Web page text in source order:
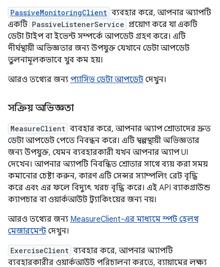
PassiveMonitoringClient ব্যবহার করে, আপনার অ্যাপটি
একটি PassiveListenerService প্রয়োগ করে যা একটি
ডেটা টাইপ বা ইভেন্ট সম্পর্কে আপডেট গ্রহণ করে। এটি
দীর্ঘস্থায়ী অভিজ্ঞতার জন্য উপযুক্ত যেখানে ডেটা আপডেট
তুলনামূলকভাবে খুব কম হয়।
আরও তথ্যের জন্য প্যাসিভ ডেটা আপডেট দেখুন।
সক্রিয় অভিজ্ঞতা
MeasureClient ব্যবহার করে, আপনার অ্যাপ শ্রোতাদের দ্রুত
ডেটা আপডেট পেতে নিবন্ধন করে। এটি স্বল্পস্থায়ী অভিজ্ঞতার
জন্য উপযুক্ত, যেমন ব্যবহারকারী যখন আপনার অ্যাপ UI
দেখেন। আপনার অ্যাপটি নিবন্ধিত শ্রোতার সাথে ব্যয় করা সময়
কমানোর চেষ্টা করুন, কারণ এটি সেন্সর স্যাম্পলিং রেট বৃদ্ধি
করে এবং এর ফলে বিদ্যুৎ খরচ বৃদ্ধি করে। এই API ব্যাকগ্রাউন্ড
ক্যাপচার বা ওয়ার্কআউট ট্র্যাকিংয়ের জন্য নয়।
আরও তথ্যের জন্য MeasureClient-এর মাধ্যমে স্পট হেলথ
মেজারমেন্ট দেখুন।
ExerciseClient ব্যবহার করে, আপনার অ্যাপটি
ব্যবহারকারীর ওয়ার্কআউট পরিচালনা করতে, ব্যায়ামের লক্ষ্য